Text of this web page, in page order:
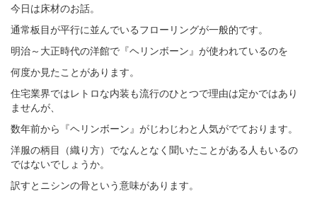
今日は床材のお話。
通常板目が平行に並んでいるフローリングが一般的です。
明治～大正時代の洋館で『ヘリンボーン』が使われているのを
何度か見たことがあります。
住宅業界ではレトロな内装も流行のひとつで理由は定かではあり
ませんが、
数年前から『ヘリンボーン』がじわじわと人気がでております。
洋服の柄目（織り方）でなんとなく聞いたことがある人もいるの
ではないでしょうか。
訳すとニシンの骨という意味があります。